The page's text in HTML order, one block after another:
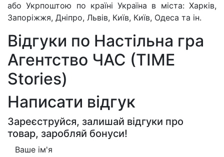
або Укрпоштою по країні Україна в міста: Харків,
Запоріжжя, Дніпро, Львів, Київ, Київ, Одеса та ін.
Відгуки по Настільна гра
Агентство ЧАС (TIME
Stories)
Написати відгук
Зареєструйся, залишай відгуки про
товар, заробляй бонуси!
Ваше ім'я